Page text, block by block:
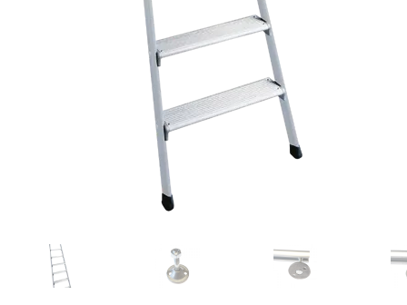
Cerniere freni per porte
Articoli per la casa